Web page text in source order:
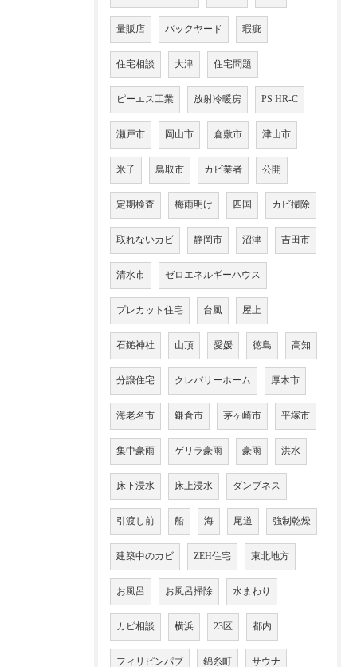
量販店 バックヤード 瑕疵
住宅相談 大津 住宅問題
ピーエス工業 放射冷暖房 PS HR-C
瀬戸市 岡山市 倉敷市 津山市
米子 鳥取市 カビ業者 公開
定期検査 梅雨明け 四国 カビ掃除
取れないカビ 静岡市 沼津 吉田市
清水市 ゼロエネルギーハウス
プレカット住宅 台風 屋上
石鎚神社 山頂 愛媛 徳島 高知
分譲住宅 クレバリーホーム 厚木市
海老名市 鎌倉市 茅ヶ崎市 平塚市
集中豪雨 ゲリラ豪雨 豪雨 洪水
床下浸水 床上浸水 ダンプネス
引渡し前 船 海 尾道 強制乾燥
建築中のカビ ZEH住宅 東北地方
お風呂 お風呂掃除 水まわり
カビ相談 横浜 23区 都内
フィリピンパブ 錦糸町 サウナ